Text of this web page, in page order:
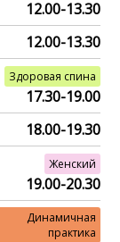
12.00-13.30
12.00-13.30
Здоровая спина
17.30-19.00
18.00-19.30
Женский
19.00-20.30
Динамичная
практика